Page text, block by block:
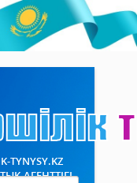
TYNYSY.KZ
АГЕНТТІГІ